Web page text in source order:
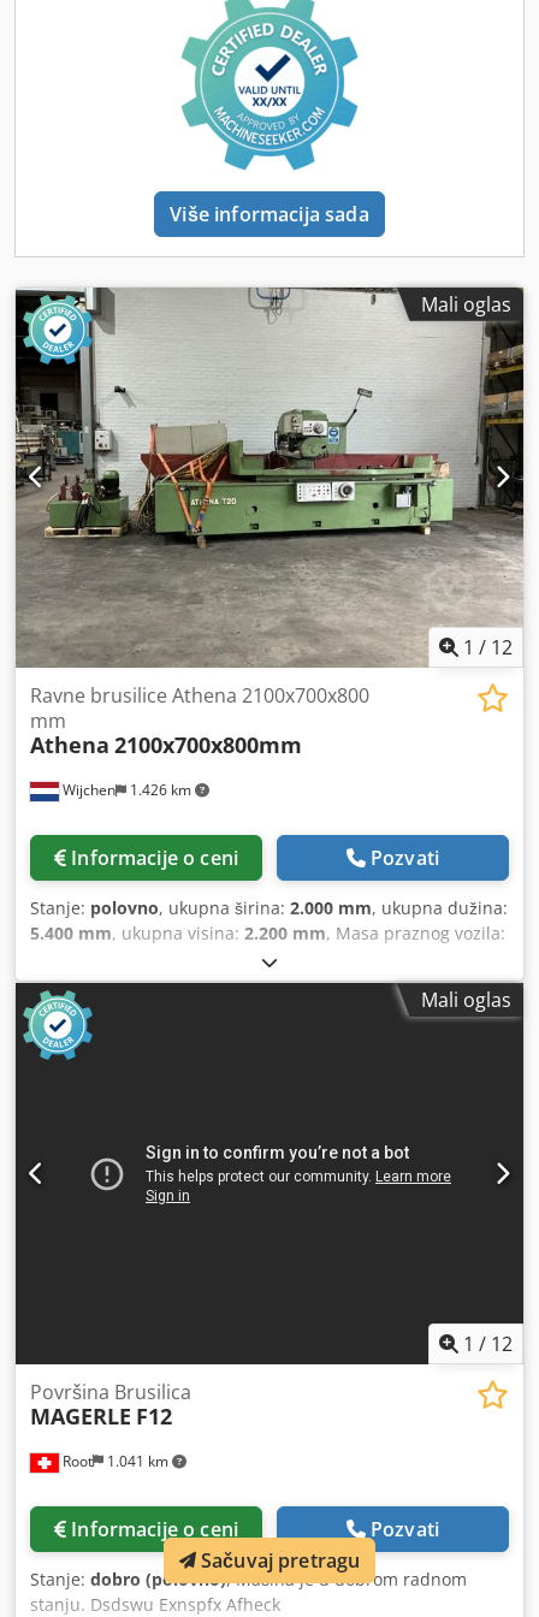
Površina za pričvršćivanje: 2300 mm x 250 mm Maksimalna
visina radnog područja sa novom brusnom pločom: 400
mm Maksimalna visina radnog područja sa korišćenom
brusnom pločom: 400 mm Prečnik brusne ploče: 300 mm
Brzina vretena: 1440 o/min Brzina hidrauličnog motora:
1420 o/min Brzina poprečnog motora: 930 o/min Mašina se
trenutno nalazi u spoljnom skladištu u blizini Solingena.
Pregledi mašine u radu mogu se organizovati uz prethodni
dogovor, do 31.07.2026.Više informacija sada
Mali oglas
1 / 12
Wijchen 1.426 km
Ravne brusilice Athena 2100x700x800
mm
Athena 2100x700x800mm
Informacije o ceni Pozvati
Stanje: polovno, ukupna širina: 2.000 mm, ukupna dužina:
5.400 mm, ukupna visina: 2.200 mm, Masa praznog vozila:
10.000 kg Cena: Na upit - Dokumentacija dostupna: Ne - CE
sertifikat: Nije dostupan - Hod u X-osi [mm]: 2100 - Hod u
Y-osi [mm]: 700 - Hod u Z-osi [mm]: 800 - Širina stola [mm]:
2000 - Dubina stola [mm]: 600 - Širina magneta [mm]: 2000
- Dubina magneta [mm]: 500 - Transportne dimenzije:
PDV/diferencijalno oporezivanje: PDV odbit za
preduzetnike Isporuka i preuzimanje u zamenu su mogući
u svakom trenutku za svu industrijsku opremu. Lukas van
Mali oglas
1 / 12
Root 1.041 km
Površina Brusilica
MAGERLE F12
Informacije o ceni Pozvati
Stanje: dobro (polovno), Mašina je u dobrom radnom
stanju. Dsdswu Exnspfx Afheck
Sačuvaj pretragu